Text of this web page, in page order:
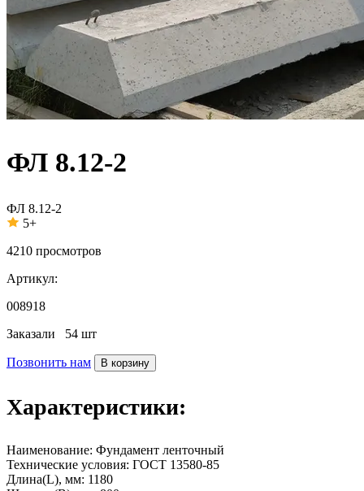
ФЛ 8.12-2
ФЛ 8.12-2
5+
4210 просмотров
Артикул:
008918
Заказали 54 шт
Позвонить нам В корзину
Характеристики:
Наименование: Фундамент ленточный
Технические условия: ГОСТ 13580-85
Длина(L), мм: 1180